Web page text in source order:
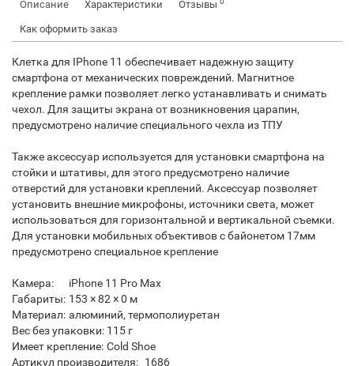
Описание Характеристики Отзывы
Как оформить заказ
Клетка для IPhone 11 обеспечивает надежную защиту
смартфона от механических повреждений. Магнитное
крепление рамки позволяет легко устанавливать и снимать
чехол. Для защиты экрана от возникновения царапин,
предусмотрено наличие специального чехла из ТПУ
Также аксессуар используется для установки смартфона на
стойки и штативы, для этого предусмотрено наличие
отверстий для установки креплений. Аксессуар позволяет
установить внешние микрофоны, источники света, может
использоваться для горизонтальной и вертикальной съемки.
Для установки мобильных объективов с байонетом 17мм
предусмотрено специальное крепление
Камера:
iPhone 11 Pro Max
Габариты: 153 × 82 × 0 м
Материал: алюминий, термополиуретан
Вес без упаковки: 115 г
Имеет крепление: Cold Shoe
Артикул производителя: 1686